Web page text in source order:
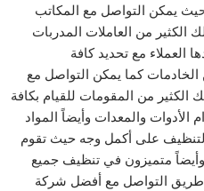
يمكن التواصل مع المكاتب
الكثير من العاملات المدربات
العملاء مع تحديد كافة
كما يمكن التواصل مع
الكثير من المقومات للقيام بكافة
والمعدات وأيضاً المواد
على أكمل وجه حيث تقوم
وأيضاً متميزون في تنظيف جميع
طريق التواصل مع أفضل شركة